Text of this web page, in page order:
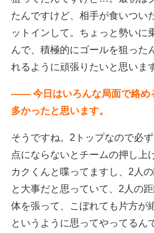
たんですけど、相手が食いつい
ットインして。ちょっと勢いに
んで、積極的にゴールを狙った
れるように頑張りたいと思いま
―― 今日はいろんな局面で絡め
多かったと思います。
そうですね。2トップなので必
点にならないとチームの押し上
カクくんと喋ってますし、2人
と大事だと思っていて、2人の
体を張って、こぼれても片方が
というように思ってやってるん